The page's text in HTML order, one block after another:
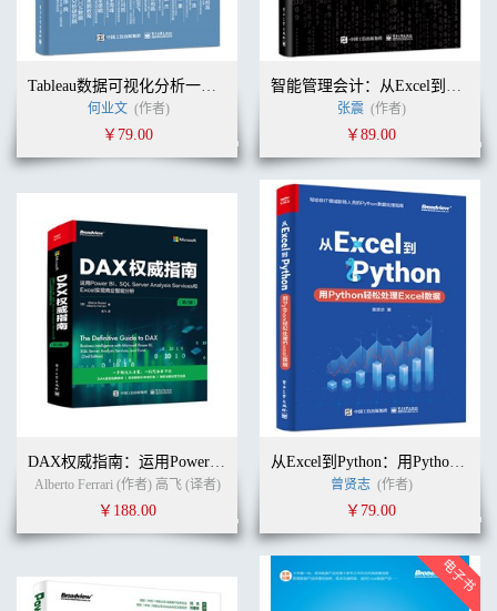
Tableau数据可视化分析一点通（案例视频版）
何业文 (作者)
￥79.00
智能管理会计：从Excel到Power BI的业务与财务分析
张震 (作者)
￥89.00
DAX权威指南：运用Power BI、SQL Server Analysis Services和Excel实现商业智能分析（第2版）
Alberto Ferrari (作者) 高飞 (译者)
￥188.00
从Excel到Python：用Python轻松处理Excel数据
曾贤志 (作者)
￥79.00